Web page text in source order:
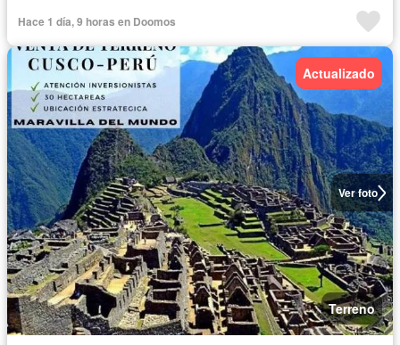
Hace 1 día, 9 horas en Doomos
Ver foto
Actualizado
Terreno